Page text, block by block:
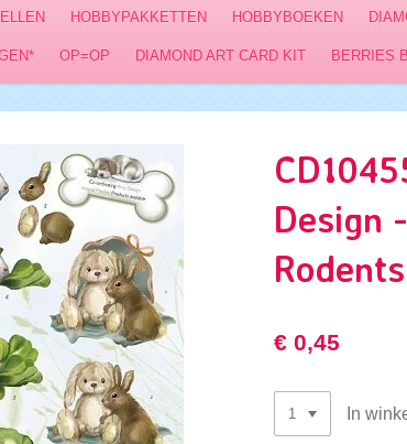
HOBBYPAKKETTEN HOBBYBOEKEN
OP=OP DIAMOND ART CARD KIT BERRIES
Design
Rodents
€ 0,45
In